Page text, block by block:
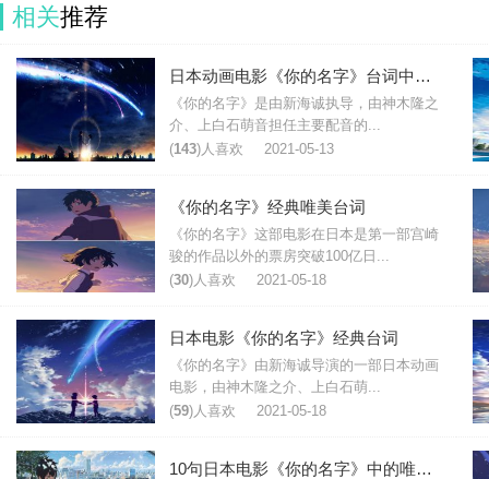
相关推荐
日本动画电影《你的名字》台词中文翻译
《你的名字》是由新海诚执导，由神木隆之
介、上白石萌音担任主要配音的...
(143)人喜欢 2021-05-13
《你的名字》经典唯美台词
《你的名字》这部电影在日本是第一部宫崎
骏的作品以外的票房突破100亿日...
(30)人喜欢 2021-05-18
日本电影《你的名字》经典台词
《你的名字》由新海诚导演的一部日本动画
电影，由神木隆之介、上白石萌...
(59)人喜欢 2021-05-18
10句日本电影《你的名字》中的唯美台词